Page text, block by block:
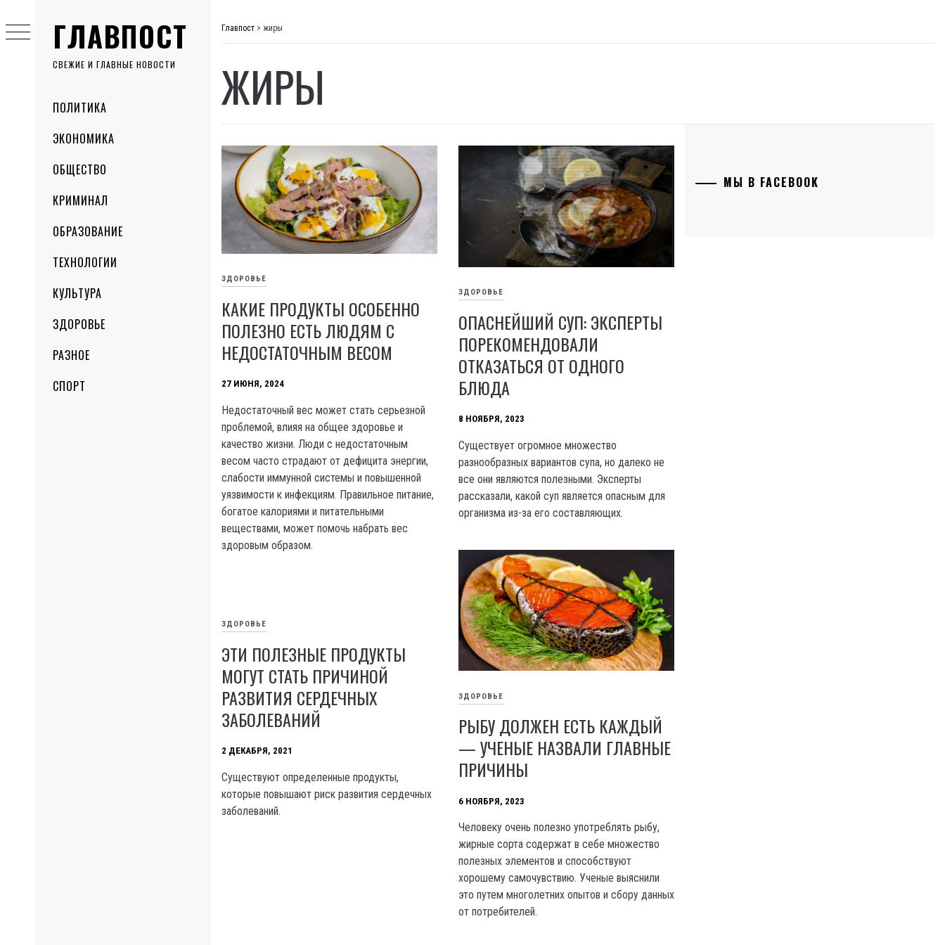
ГЛАВПОСТ
СВЕЖИЕ И ГЛАВНЫЕ НОВОСТИ
MenuПОЛИТИКА
ЭКОНОМИКА
ОБЩЕСТВО
КРИМИНАЛ
ОБРАЗОВАНИЕ
ТЕХНОЛОГИИ
КУЛЬТУРА
ЗДОРОВЬЕ
РАЗНОЕ
СПОРТ
to
content
Главпост > жиры
ЖИРЫ
ЗДОРОВЬЕ
КАКИЕ ПРОДУКТЫ ОСОБЕННО
ПОЛЕЗНО ЕСТЬ ЛЮДЯМ С
НЕДОСТАТОЧНЫМ ВЕСОМ
27 ИЮНЯ, 2024
Недостаточный вес может стать серьезной
проблемой, влияя на общее здоровье и
качество жизни. Люди с недостаточным
весом часто страдают от дефицита энергии,
слабости иммунной системы и повышенной
уязвимости к инфекциям. Правильное питание,
богатое калориями и питательными
веществами, может помочь набрать вес
здоровым образом.
ЗДОРОВЬЕ
ОПАСНЕЙШИЙ СУП: ЭКСПЕРТЫ
ПОРЕКОМЕНДОВАЛИ
ОТКАЗАТЬСЯ ОТ ОДНОГО
БЛЮДА
8 НОЯБРЯ, 2023
Существует огромное множество
разнообразных вариантов супа, но далеко не
все они являются полезными. Эксперты
рассказали, какой суп является опасным для
организма из-за его составляющих.
ЗДОРОВЬЕ
РЫБУ ДОЛЖЕН ЕСТЬ КАЖДЫЙ
— УЧЕНЫЕ НАЗВАЛИ ГЛАВНЫЕ
ПРИЧИНЫ
6 НОЯБРЯ, 2023
Человеку очень полезно употреблять рыбу,
жирные сорта содержат в себе множество
полезных элементов и способствуют
хорошему самочувствию. Ученые выяснили
это путем многолетних опытов и сбору данных
от потребителей.
ЗДОРОВЬЕ
ЭТИ ПОЛЕЗНЫЕ ПРОДУКТЫ
МОГУТ СТАТЬ ПРИЧИНОЙ
РАЗВИТИЯ СЕРДЕЧНЫХ
ЗАБОЛЕВАНИЙ
2 ДЕКАБРЯ, 2021
Существуют определенные продукты,
которые повышают риск развития сердечных
заболеваний.
МЫ В FACEBOOK